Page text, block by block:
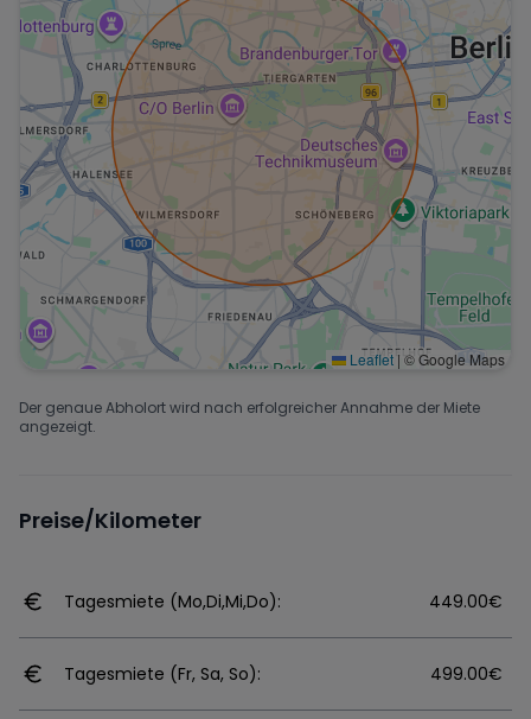
Leaflet | © Google Maps
Der genaue Abholort wird nach erfolgreicher Annahme der Miete
angezeigt.
Preise/Kilometer
Tagesmiete (Mo,Di,Mi,Do): 449.00€
Tagesmiete (Fr, Sa, So): 499.00€